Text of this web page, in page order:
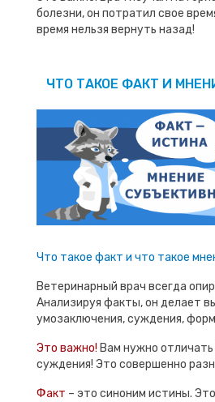
болезни, он потратил свое
время нельзя вернуть назад!
ЧТО ТАКОЕ ФАКТ И
Что такое факт и что такое
Ветеринарный врач всегда
Анализируя факты, он делает
умозаключения, суждения,
Это важно! Вам нужно
суждения! Это совершенно
Факт – это синоним истины.